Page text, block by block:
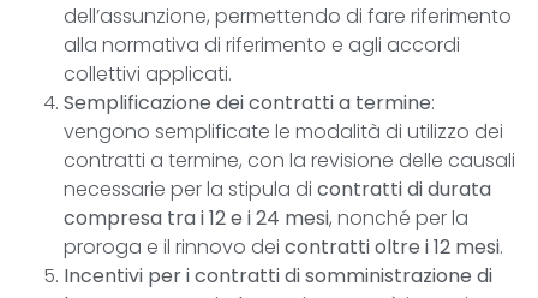
dell’assunzione, permettendo di fare riferimento
alla normativa di riferimento e agli accordi
collettivi applicati.
Semplificazione dei contratti a termine:
vengono semplificate le modalità di utilizzo dei
contratti a termine, con la revisione delle causali
necessarie per la stipula dicontratti di durata
compresa tra i 12 e i 24 mesi, nonché per la
proroga e il rinnovo deicontratti oltre i 12 mesi.
Incentivi per i contratti di somministrazione di